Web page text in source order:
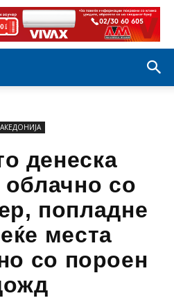
денеска
со
попладне
места
со пороен